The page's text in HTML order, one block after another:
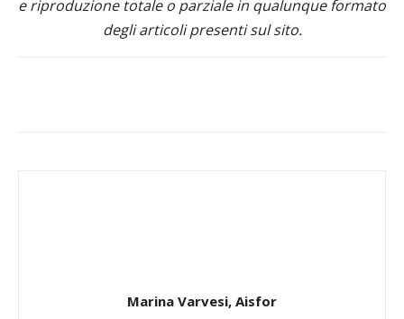
e riproduzione totale o parziale in qualunque formato
degli articoli presenti sul sito.
Marina Varvesi, Aisfor